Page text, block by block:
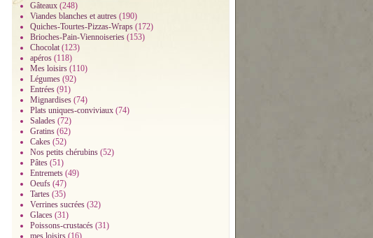
Gâteaux (248)
Viandes blanches et autres (190)
Quiches-Tourtes-Pizzas-Wraps (172)
Brioches-Pain-Viennoiseries (153)
Chocolat (123)
apéros (118)
Mes loisirs (110)
Légumes (92)
Entrées (91)
Mignardises (74)
Plats uniques-conviviaux (74)
Salades (72)
Gratins (62)
Cakes (52)
Nos petits chérubins (52)
Pâtes (51)
Entremets (49)
Oeufs (47)
Tartes (35)
Verrines sucrées (32)
Glaces (31)
Poissons-crustacés (31)
mes loisirs (16)